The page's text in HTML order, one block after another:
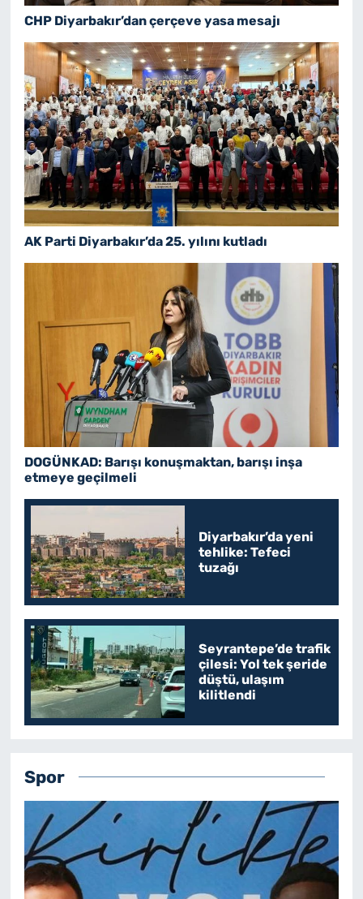
CHP Diyarbakır’dan çerçeve yasa mesajı
AK Parti Diyarbakır’da 25. yılını kutladı
DOGÜNKAD: Barışı konuşmaktan, barışı inşa
etmeye geçilmeli
Diyarbakır’da yeni
tehlike: Tefeci
tuzağı
Seyrantepe’de trafik
çilesi: Yol tek şeride
düştü, ulaşım
kilitlendi
Spor